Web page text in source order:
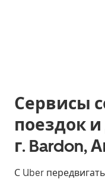
Сервисы
поездок и
г. Bardon,
С Uber